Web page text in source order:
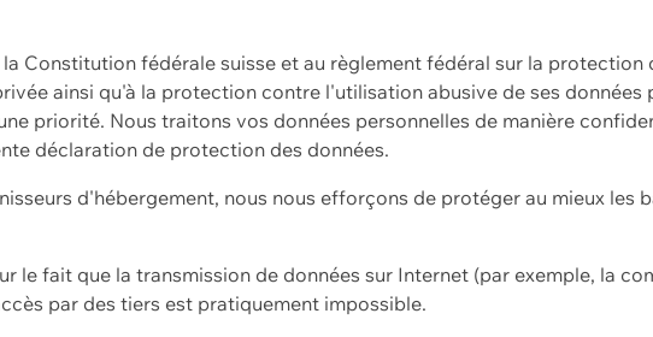
Constitution fédérale suisse et au règlement fédéral sur la
ainsi qu'à la protection contre l'utilisation abusive de ses
priorité. Nous traitons vos données personnelles de manière
déclaration de protection des données.
d'hébergement, nous nous efforçons de protéger au mieux
le fait que la transmission de données sur Internet (par exemple, la
par des tiers est pratiquement impossible.